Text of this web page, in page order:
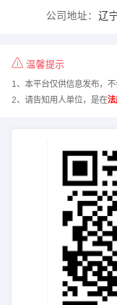
公司地址： 辽
温馨提示
1、本平台仅供信息发布，
2、请告知用人单位，是在法